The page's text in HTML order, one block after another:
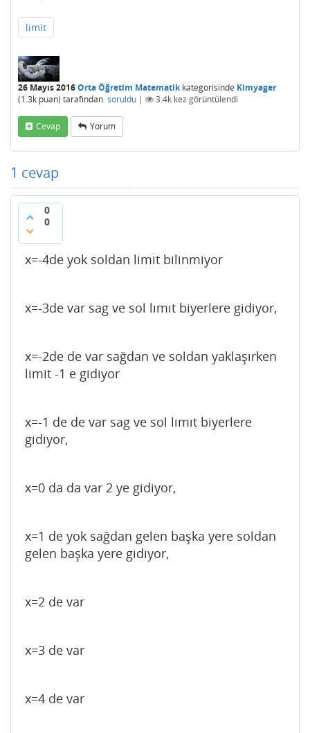
limit
26 Mayıs 2016Orta Öğretim Matematikkategorisinde Kimyager
(1.3k puan) tarafından soruldu | 3.4k kez görüntülendi
Cevap Yorum
1 cevap
0
0
x=-4de yok soldan limit bilinmiyor
x=-3de var sag ve sol lımıt biyerlere gidiyor,
x=-2de de var sağdan ve soldan yaklaşırken
limit -1 e gidiyor
x=-1 de de var sag ve sol lımıt biyerlere
gidiyor,
x=0 da da var 2 ye gidiyor,
x=1 de yok sağdan gelen başka yere soldan
gelen başka yere gidiyor,
x=2 de var
x=3 de var
x=4 de var